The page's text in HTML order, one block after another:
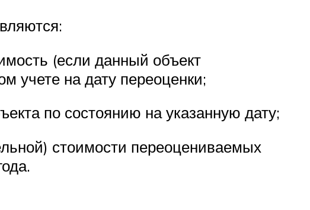
(если данный объект
учете на дату переоценки;
по состоянию на указанную дату;
стоимости переоцениваемых